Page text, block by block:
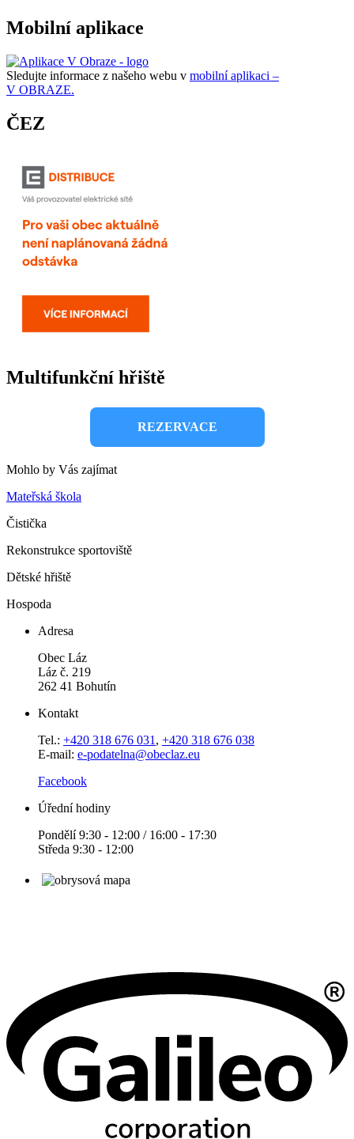
Mobilní aplikace
Sledujte informace z našeho webu v mobilní aplikaci –
V OBRAZE.
ČEZ
Multifunkční hřiště
REZERVACE
Mohlo by Vás zajímat
Mateřská škola
Čistička
Rekonstrukce sportoviště
Dětské hřiště
Hospoda
Adresa
Obec Láz
Láz č. 219
262 41 Bohutín
Kontakt
Tel.: +420 318 676 031 , +420 318 676 038
E-mail: e-podatelna@obeclaz.eu
Facebook
Úřední hodiny
Pondělí 9:30 - 12:00 / 16:00 - 17:30
Středa 9:30 - 12:00